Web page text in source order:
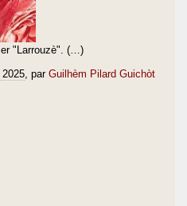
"Larrouzè". (…)
, par Guilhèm Pilard Guichòt